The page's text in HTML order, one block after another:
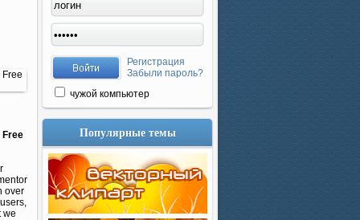
Free
over
we
Регистрация
Забыли пароль?
чужой компьютер
Популярные темы